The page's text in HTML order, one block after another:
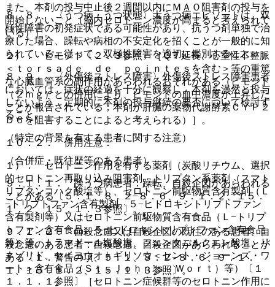
また、本剤の投与中止後２週間以内にＭＡＯ阻害剤の投与を
開始しないこと（脳内セロトニン濃度が高まると考えられて
いる）］。
２）． ピモジド〔２．３参照〕［ＱＴ延長、心室性不整脈
＜ｔｏｒｓａｄｅ ｄｅ ｐｏｉｎｔｅｓを含む＞等の重篤
な心臓血管系の副作用があらわれるおそれがある（ピモジド
（２ｍｇ）との併用により、ピモジドの血中濃度が上昇した
ことが報告されている；本剤が肝臓の薬物代謝酵素ＣＹＰ２
Ｄ６を阻害することによると考えられる）］。
１０．２． 併用注意：
１）． セロトニン作用を有する薬剤（炭酸リチウム、選択
的セロトニン再取り込み阻害剤、トリプタン系薬剤（スマト
リプタンコハク酸塩等）、セロトニン前駆物質含有製剤（Ｌ
−トリプトファン含有製剤、５−ヒドロキシトリプトファン
含有製剤等）又はセロトニン前駆物質含有食品（Ｌ−トリプ
トファン含有食品、５−ヒドロキシトリプトファン含有食品
等）等、トラマドール塩酸塩、フェンタニルクエン酸塩、リ
ネゾリド、セイヨウオトギリソウ＜セント・ジョーンズ・ワ
ート＞含有食品（Ｓｔ．Ｊｏｈｎ’ｓ Ｗｏｒｔ）等）〔１
１．１．１参照〕［セロトニン症候群等のセロトニン作用に
８．８． 〈うつ病・うつ状態〉大うつ病エピソードは、双
極性障害の初発症状である可能性があり、抗うつ剤単独で治
療した場合、躁転や病相の不安定化を招くことが一般的に知
られている。従って、双極性障害を適切に鑑別すること。
８．９． 〈外傷後ストレス障害〉外傷後ストレス障害患者
においては、症状の経過を十分に観察し、本剤を漫然と投与
しないよう、定期的に本剤の投与継続の要否について検討す
ること。
（特定の背景を有する患者に関する注意）
（合併症・既往歴等のある患者）
９．１．１． 躁うつ病患者：躁転、自殺企図があらわれる
ことがある〔５．１、８．２−８．６、９．１．２、１５．
１．２、１５．１．３参照〕。
９．１．２． 自殺念慮又は自殺企図の既往のある患者、自
殺念慮のある患者：自殺念慮、自殺企図があらわれることが
ある〔１．警告の項、５．１、８．２−８．６、９．１．
１、１５．１．２、１５．１．３参照〕。